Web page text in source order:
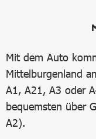
Mit dem Auto
Mittelburgenland
A1, A21, A3 oder
bequemsten über
A2).